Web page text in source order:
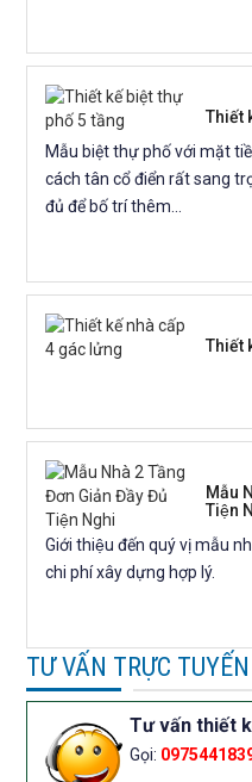
Thiết
Mẫu biệt thự phố với mặt
cách tân cổ điển rất sang
đủ để bố trí thêm...
Thiết
Mẫu
Tiện
Giới thiệu đến quý vị mẫu
chi phí xây dựng hợp lý.
TƯ VẤN TRỰC TUYẾN
Tư vấn thiết
Gọi: